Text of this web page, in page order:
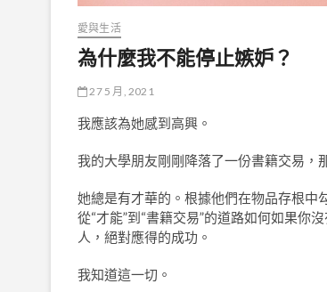
愛與生活
為什麼我不能停止嫉妒？
27 5 月, 2021
我應該為她感到高興。
我的大學朋友剛剛降落了一份書籍交易，
她總是有才華的。根據他們在物品存根中
從“才能”到“書籍交易”的道路如何如果你
人，絕對應得的成功。
我知道這一切。